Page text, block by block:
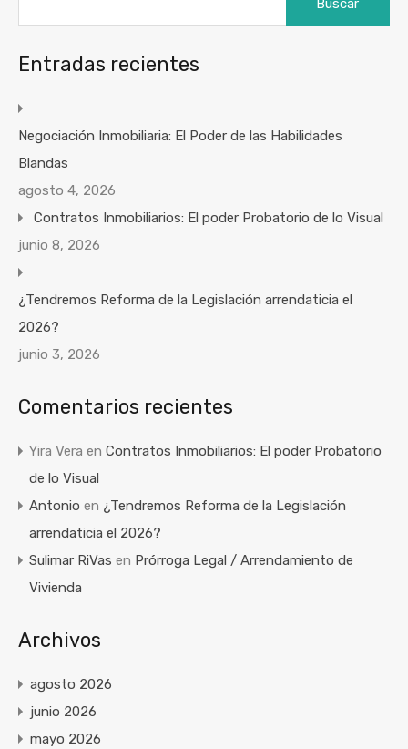
Entradas recientes
Negociación Inmobiliaria: El Poder de las Habilidades
Blandas
agosto 4, 2026
Contratos Inmobiliarios: El poder Probatorio de lo Visual
junio 8, 2026
¿Tendremos Reforma de la Legislación arrendaticia el
2026?
junio 3, 2026
Comentarios recientes
Yira Vera en Contratos Inmobiliarios: El poder Probatorio
de lo Visual
Antonio en ¿Tendremos Reforma de la Legislación
arrendaticia el 2026?
Sulimar RiVas en Prórroga Legal / Arrendamiento de
Vivienda
Archivos
agosto 2026
junio 2026
mayo 2026